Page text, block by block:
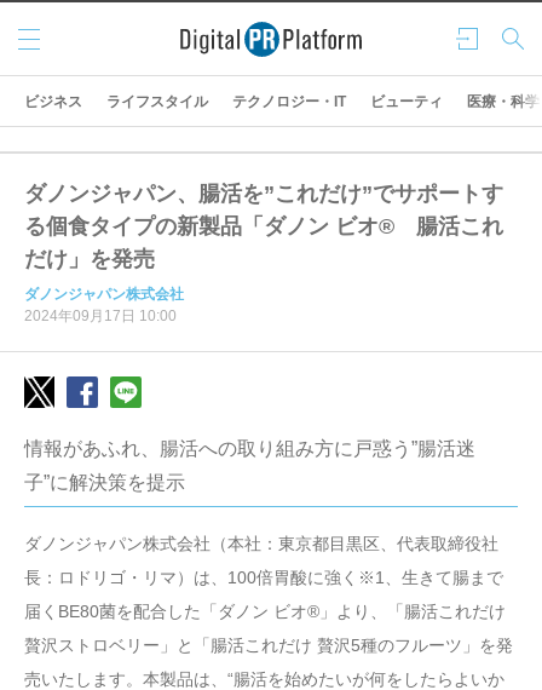
ログ
イン
検索
メニ
ュー
ビジネス ライフスタイル テクノロジー・IT ビューティ 医療・科学
ダノンジャパン、腸活を”これだけ”でサポートす
る個食タイプの新製品「ダノン ビオ® 腸活これ
だけ」を発売
ダノンジャパン株式会社
2024年09月17日 10:00
情報があふれ、腸活への取り組み方に戸惑う”腸活迷
子”に解決策を提示
ダノンジャパン株式会社（本社：東京都目黒区、代表取締役社
長：ロドリゴ・リマ）は、100倍胃酸に強く※1、生きて腸まで
届くBE80菌を配合した「ダノン ビオ®」より、「腸活これだけ
贅沢ストロベリー」と「腸活これだけ 贅沢5種のフルーツ」を発
売いたします。本製品は、“腸活を始めたいが何をしたらよいか